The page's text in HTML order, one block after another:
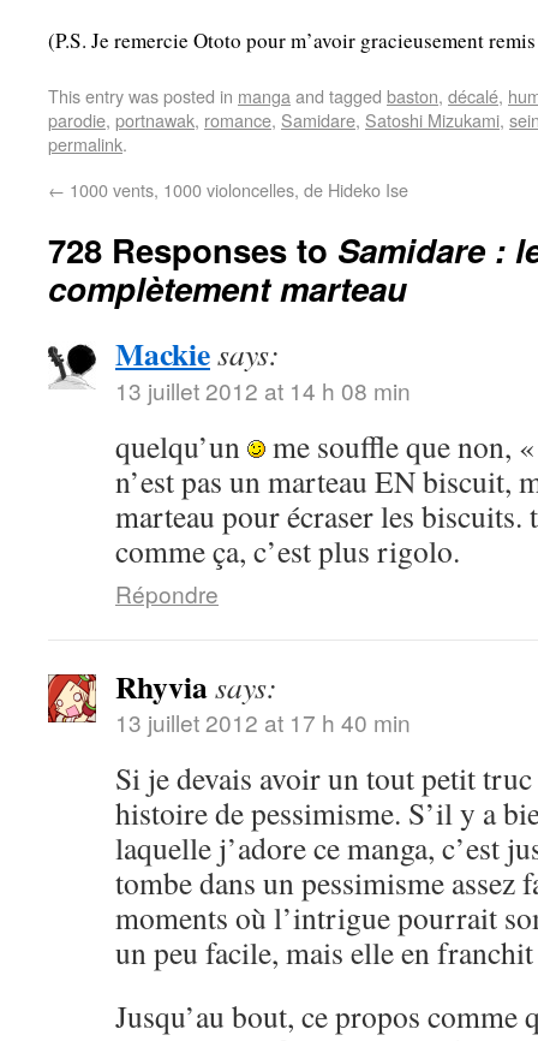
(P.S. Je remercie Ototo pour m’avoir gracieusement
This entry was posted in manga and tagged baston, décalé,
parodie, portnawak, romance, Samidare, Satoshi Mizukami,
permalink.
← 1000 vents, 1000 violoncelles, de Hideko Ise
728 Responses to Samidare :
complètement marteau
Mackiesays:
13 juillet 2012 at 14 h 08 min
quelqu’un
me souffle que non,
n’est pas un marteau EN biscuit,
marteau pour écraser les biscuits.
comme ça, c’est plus rigolo.
Répondre
Rhyviasays:
13 juillet 2012 at 17 h 40 min
Si je devais avoir un tout petit truc
histoire de pessimisme. S’il y a
laquelle j’adore ce manga, c’est
tombe dans un pessimisme assez
moments où l’intrigue pourrait
un peu facile, mais elle en
Jusqu’au bout, ce propos comme